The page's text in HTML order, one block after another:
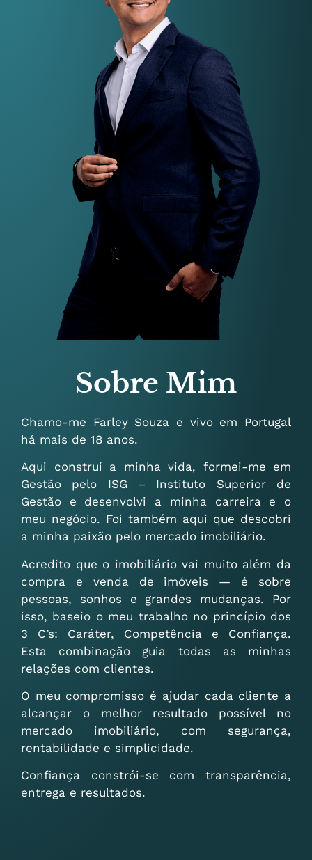
Sobre Mim
Chamo-me Farley Souza e vivo em Portugal
há mais de 18 anos.
Aqui construí a minha vida, formei-me em
Gestão pelo ISG – Instituto Superior de
Gestão e desenvolvi a minha carreira e o
meu negócio. Foi também aqui que descobri
a minha paixão pelo mercado imobiliário.
Acredito que o imobiliário vai muito além da
compra e venda de imóveis — é sobre
pessoas, sonhos e grandes mudanças. Por
isso, baseio o meu trabalho no princípio dos
3 C’s: Caráter, Competência e Confiança.
Esta combinação guia todas as minhas
relações com clientes.
O meu compromisso é ajudar cada cliente a
alcançar o melhor resultado possível no
mercado imobiliário, com segurança,
rentabilidade e simplicidade.
Confiança constrói-se com transparência,
entrega e resultados.